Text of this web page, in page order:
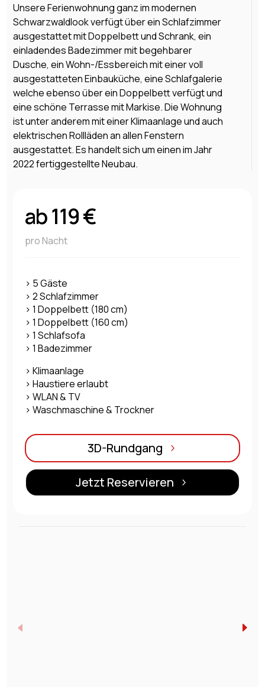
Unsere Ferienwohnung ganz im modernen
Schwarzwaldlook verfügt über ein Schlafzimmer
ausgestattet mit Doppelbett und Schrank, ein
einladendes Badezimmer mit begehbarer
Dusche, ein Wohn-/Essbereich mit einer voll
ausgestatteten Einbauküche, eine Schlafgalerie
welche ebenso über ein Doppelbett verfügt und
eine schöne Terrasse mit Markise. Die Wohnung
ist unter anderem mit einer Klimaanlage und auch
elektrischen Rollläden an allen Fenstern
ausgestattet. Es handelt sich um einen im Jahr
2022 fertiggestellte Neubau.
ab 119 €
pro Nacht
> 5 Gäste
> 2 Schlafzimmer
> 1 Doppelbett (180 cm)
> 1 Doppelbett (160 cm)
> 1 Schlafsofa
> 1 Badezimmer
> Klimaanlage
> Haustiere erlaubt
> WLAN & TV
> Waschmaschine & Trockner
3D-Rundgang
Jetzt Reservieren